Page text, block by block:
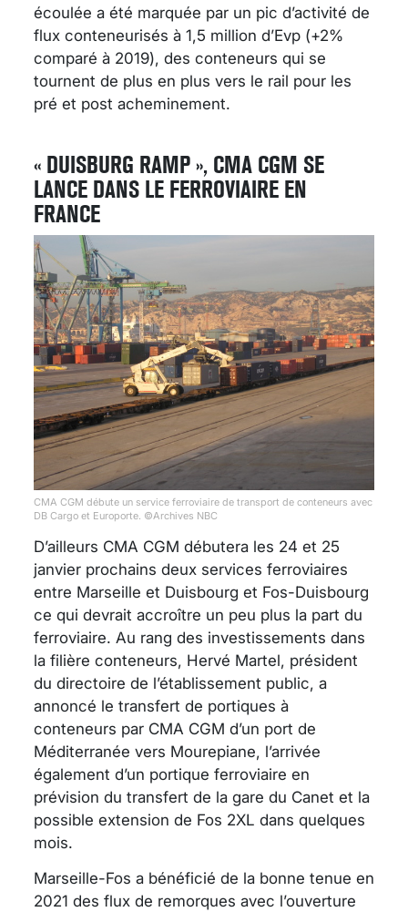
écoulée a été marquée par un pic d’activité de
flux conteneurisés à 1,5 million d’Evp (+2%
comparé à 2019), des conteneurs qui se
tournent de plus en plus vers le rail pour les
pré et post acheminement.
« DUISBURG RAMP », CMA CGM SE
LANCE DANS LE FERROVIAIRE EN
FRANCE
CMA CGM débute un service ferroviaire de transport de conteneurs avec
DB Cargo et Europorte. ©Archives NBC
D’ailleurs CMA CGM débutera les 24 et 25
janvier prochains deux services ferroviaires
entre Marseille et Duisbourg et Fos-Duisbourg
ce qui devrait accroître un peu plus la part du
ferroviaire. Au rang des investissements dans
la filière conteneurs, Hervé Martel, président
du directoire de l’établissement public, a
annoncé le transfert de portiques à
conteneurs par CMA CGM d’un port de
Méditerranée vers Mourepiane, l’arrivée
également d’un portique ferroviaire en
prévision du transfert de la gare du Canet et la
possible extension de Fos 2XL dans quelques
mois.
Marseille-Fos a bénéficié de la bonne tenue en
2021 des flux de remorques avec l’ouverture